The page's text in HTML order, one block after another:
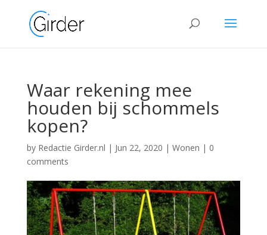
Waar rekening mee
houden bij schommels
kopen?
by Redactie Girder.nl | Jun 22, 2020 | Wonen | 0
comments